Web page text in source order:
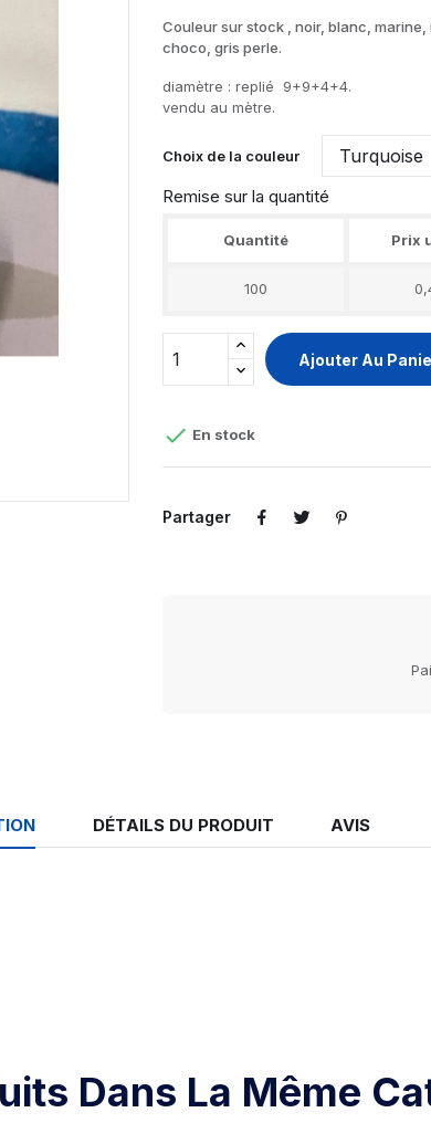
Couleur sur stock , noir, blanc,
choco, gris perle.
diamètre : replié 9+9+4+4.
vendu au mètre.
Choix de la couleur
Remise sur la quantité
Quantité Prix
100
Ajouter Au
 En stock
Partager
DÉTAILS DU PRODUIT AVIS
Dans La Même